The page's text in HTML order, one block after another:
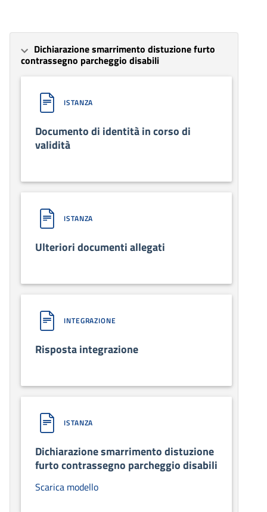
Dichiarazione smarrimento distuzione furto
contrassegno parcheggio disabili
ISTANZA
Documento di identità in corso di
validità
ISTANZA
Ulteriori documenti allegati
INTEGRAZIONE
Risposta integrazione
ISTANZA
Dichiarazione smarrimento distuzione
furto contrassegno parcheggio disabili
Scarica modello